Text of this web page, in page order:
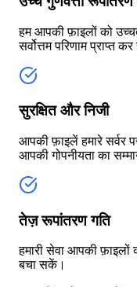
हम आपकी फ़ाइलों को
सर्वोत्तम परिणाम प्राप्त
सुरक्षित और निजी
आपकी फ़ाइलें हमारे सर्वर
आपकी गोपनीयता का
तेज़ रूपांतरण गति
हमारी सेवा आपकी फ़ाइलों
बचा सकें।